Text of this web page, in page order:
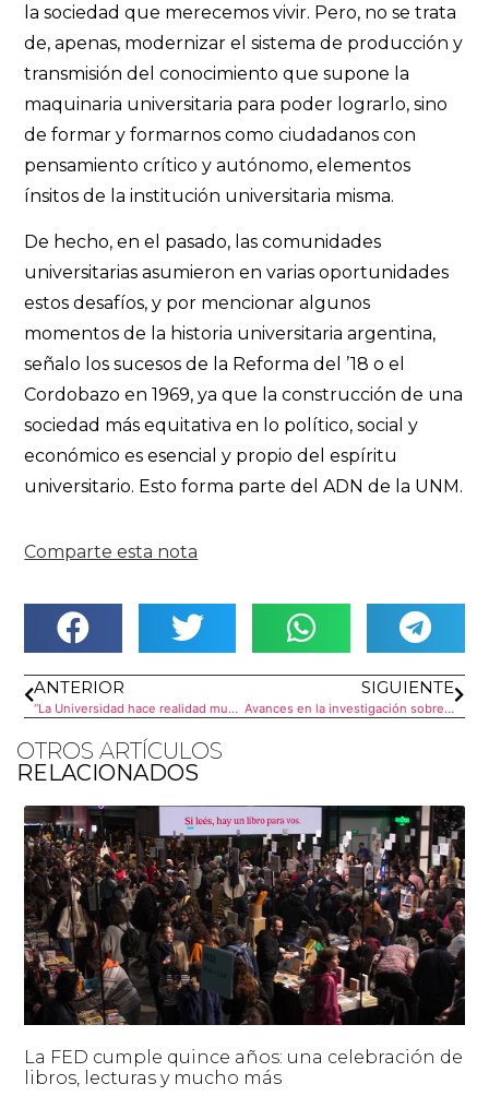
la sociedad que merecemos vivir. Pero, no se trata
de, apenas, modernizar el sistema de producción y
transmisión del conocimiento que supone la
maquinaria universitaria para poder lograrlo, sino
de formar y formarnos como ciudadanos con
pensamiento crítico y autónomo, elementos
ínsitos de la institución universitaria misma.
De hecho, en el pasado, las comunidades
universitarias asumieron en varias oportunidades
estos desafíos, y por mencionar algunos
momentos de la historia universitaria argentina,
señalo los sucesos de la Reforma del ’18 o el
Cordobazo en 1969, ya que la construcción de una
sociedad más equitativa en lo político, social y
económico es esencial y propio del espíritu
universitario. Esto forma parte del ADN de la UNM.
Comparte esta nota
ANTERIOR
“La Universidad hace realidad muchos sueños personales y colectivos”
SIGUIENTE
Avances en la investigación sobre el Síndrome de Charge
OTROS ARTÍCULOS
RELACIONADOS
La FED cumple quince años: una celebración de
libros, lecturas y mucho más